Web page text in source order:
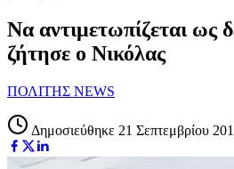
Να αντιμετωπίζεται ως
ζήτησε ο Νικόλας
ΠΟΛΙΤΗΣ NEWS
Δημοσιεύθηκε 21 Σεπτεμβρίου